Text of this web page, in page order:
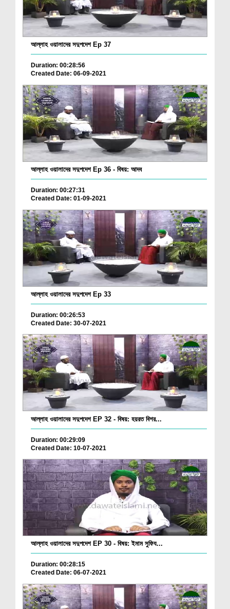
আল্লাহ ওয়ালাদের সদুপদেশ Ep 37
Duration: 00:28:56
Created Date: 06-09-2021
আল্লাহ ওয়ালাদের সদুপদেশ Ep 36 - বিষয়: আদব
Duration: 00:27:31
Created Date: 01-09-2021
আল্লাহ ওয়ালাদের সদুপদেশ Ep 33
Duration: 00:26:53
Created Date: 30-07-2021
আল্লাহ ওয়ালাদের সদুপদেশ EP 32 - বিষয়: হয়রত বিশর...
Duration: 00:29:09
Created Date: 10-07-2021
আল্লাহ ওয়ালাদের সদুপদেশ EP 30 - বিষয়: ইমাম সুফিয...
Duration: 00:28:15
Created Date: 06-07-2021